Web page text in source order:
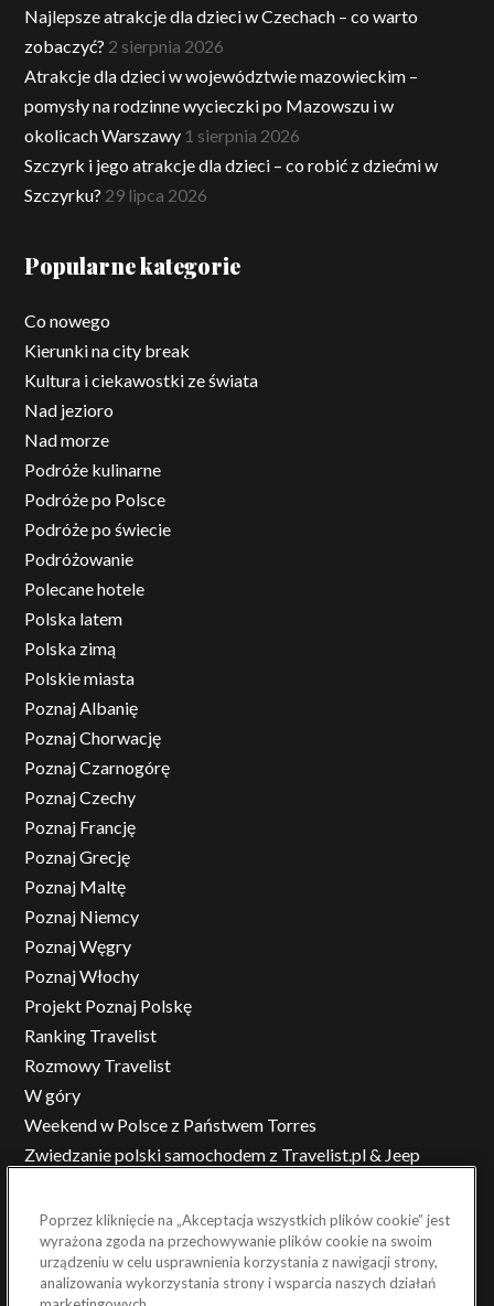
Najlepsze atrakcje dla dzieci w Czechach – co warto
zobaczyć? 2 sierpnia 2026
Atrakcje dla dzieci w województwie mazowieckim –
pomysły na rodzinne wycieczki po Mazowszu i w
okolicach Warszawy 1 sierpnia 2026
Szczyrk i jego atrakcje dla dzieci – co robić z dziećmi w
Szczyrku? 29 lipca 2026
Popularne kategorie
Co nowego
Kierunki na city break
Kultura i ciekawostki ze świata
Nad jezioro
Nad morze
Podróże kulinarne
Podróże po Polsce
Podróże po świecie
Podróżowanie
Polecane hotele
Polska latem
Polska zimą
Polskie miasta
Poznaj Albanię
Poznaj Chorwację
Poznaj Czarnogórę
Poznaj Czechy
Poznaj Francję
Poznaj Grecję
Poznaj Maltę
Poznaj Niemcy
Poznaj Węgry
Poznaj Włochy
Projekt Poznaj Polskę
Ranking Travelist
Rozmowy Travelist
W góry
Weekend w Polsce z Państwem Torres
Zwiedzanie polski samochodem z Travelist.pl & Jeep
...
Poprzez kliknięcie na „Akceptacja wszystkich plików cookie” jest
wyrażona zgoda na przechowywanie plików cookie na swoim
urządzeniu w celu usprawnienia korzystania z nawigacji strony,
analizowania wykorzystania strony i wsparcia naszych działań